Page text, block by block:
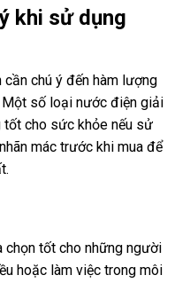
khi sử dụng
chú ý đến hàm lượng
số loại nước điện giải
tốt cho sức khỏe nếu sử
mác trước khi mua để
chọn tốt cho những người
hoặc làm việc trong môi